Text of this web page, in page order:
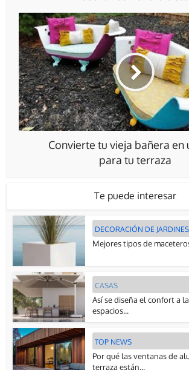
Convierte tu vieja bañera en
para tu terraza
Te puede interesar
DECORACIÓN DE JARDINES
Mejores tipos de
CASAS
Así se diseña el confort a
espacios...
TOP NEWS
Por qué las ventanas de
terraza están...